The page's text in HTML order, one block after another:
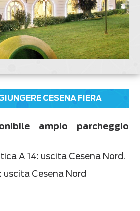
CESENA FIERA
ampio parcheggio
A 14: uscita Cesena Nord.
uscita Cesena Nord